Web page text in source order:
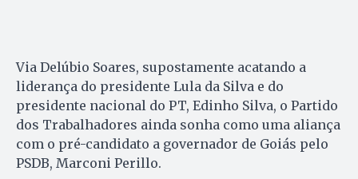
Via Delúbio Soares, supostamente acatando a
liderança do presidente Lula da Silva e do
presidente nacional do PT, Edinho Silva, o Partido
dos Trabalhadores ainda sonha como uma aliança
com o pré-candidato a governador de Goiás pelo
PSDB, Marconi Perillo.